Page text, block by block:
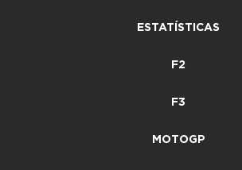
ESTATÍSTICAS
F2
F3
MOTOGP